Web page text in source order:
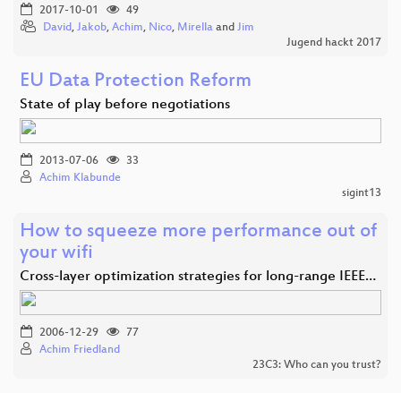
2017-10-01
49
David, Jakob, Achim, Nico, Mirella and Jim
Jugend hackt 2017
EU Data Protection Reform
State of play before negotiations
2013-07-06
33
Achim Klabunde
sigint13
How to squeeze more performance out of
your wifi
Cross-layer optimization strategies for long-range IEEE…
2006-12-29
77
Achim Friedland
23C3: Who can you trust?